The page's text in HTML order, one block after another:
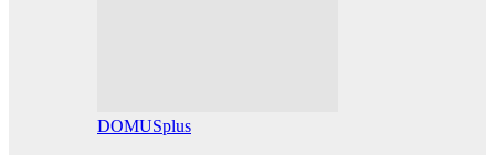
DOMUSplus